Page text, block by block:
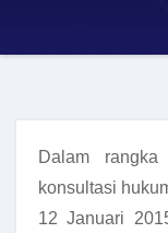
Dalam rangka
konsultasi
12 Januari